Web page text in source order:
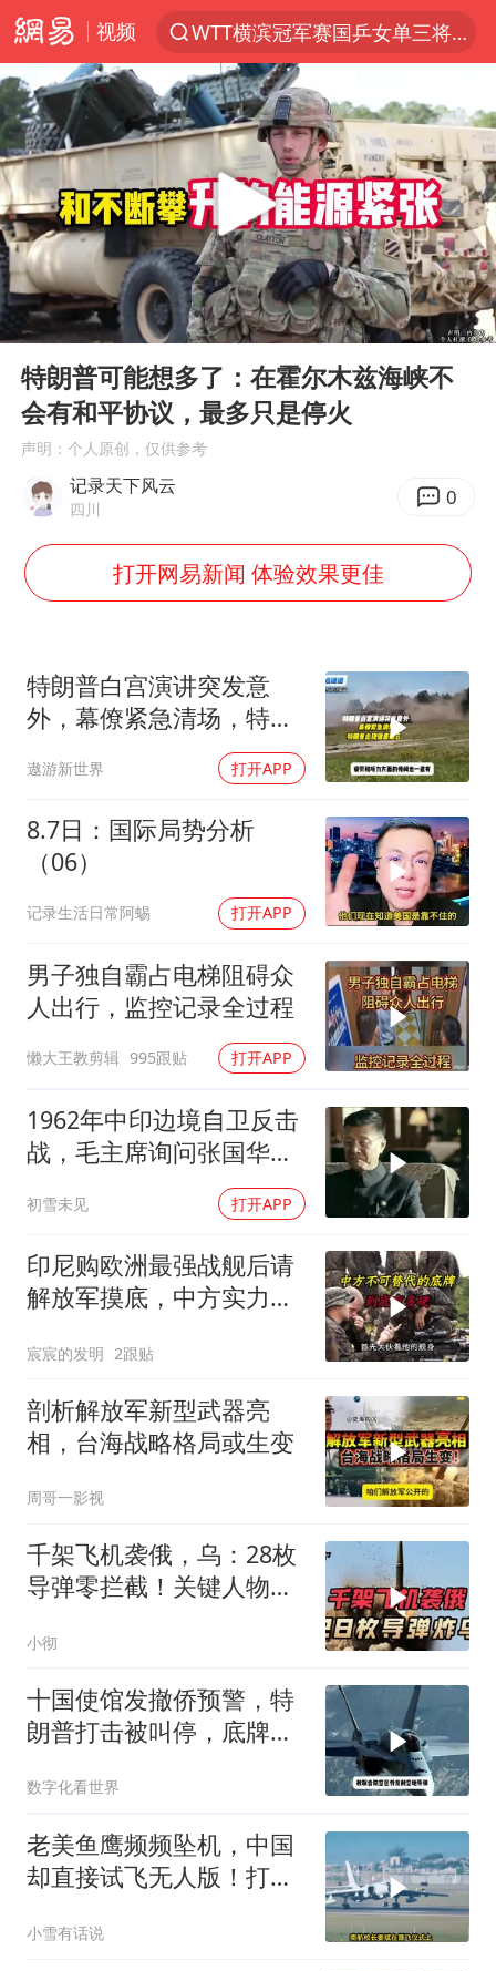
视频
WTT横滨冠军赛国乒女单三将晋级四强
光影经济撬动暑期消费新蓝海
马克·艾伦退出斯诺克中国公开赛
新疆优化调整景区内自驾服务费
梁家辉：到内地拍戏不是北上是回归
茅台部分直营店飞天茅台提价
情侣在平潭拍日出时坠崖致一死一伤
泰国初中生饮弹自尽前开了26枪
台当局重金为“台独”织“皇帝新衣”
老挝国会主席赛宋蓬逝世
夏日经济乘“热”而上 消费市场向“新”而行
白海豚将正面袭击贯穿浙江
酒店回应车内过夜被收150元
酒店花洒现排泄物住客索赔遭拒
杭州全市有序停课
36岁男演员成景区NPC后人气爆棚
乐享全民健身 共筑健康中国
Play
00:00 05:19
特朗普可能想多了：在霍尔木兹海峡不
会有和平协议，最多只是停火
声明：个人原创，仅供参考
记录天下风云
四川 0
打开网易新闻 体验效果更佳
特朗普白宫演讲突发意
外，幕僚紧急清场，特朗
遨游新世界 打开APP
8.7日：国际局势分析
（06）
记录生活日常阿蜴 打开APP
男子独自霸占电梯阻碍众
人出行，监控记录全过程
懒大王教剪辑 995跟贴 打开APP
1962年中印边境自卫反击
战，毛主席询问张国华能
初雪未见 打开APP
印尼购欧洲最强战舰后请
解放军摸底，中方实力几
宸宸的发明 2跟贴
剖析解放军新型武器亮
相，台海战略格局或生变
周哥一影视
千架飞机袭俄，乌：28枚
导弹零拦截！关键人物被
小彻
十国使馆发撤侨预警，特
朗普打击被叫停，底牌将
数字化看世界
老美鱼鹰频频坠机，中国
却直接试飞无人版！打着
小雪有话说